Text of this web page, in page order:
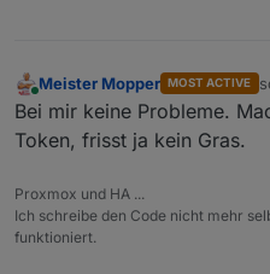
Online
Meister Mopper MOST ACTIVE
Bei mir keine Probleme.
Token, frisst ja kein Gras.
Proxmox und HA ...
Ich schreibe den Code nicht mehr
funktioniert.